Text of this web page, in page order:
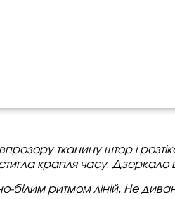
тканину штор і
крапля часу. Дзеркало в
білим ритмом ліній. Не